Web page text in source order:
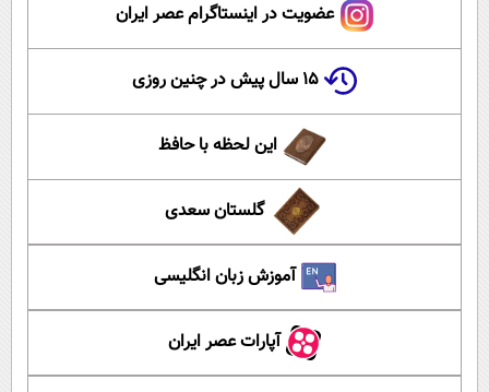
عضویت در اینستاگرام عصر ایران
۱۵ سال پیش در چنین روزی
این لحظه با حافظ
گلستان سعدی
آموزش زبان انگلیسی
آپارات عصر ایران